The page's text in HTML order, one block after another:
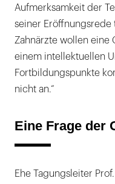
Aufmerksamkeit der
seiner Eröffnungsrede
Zahnärzte wollen eine
einem intellektuellen
Fortbildungspunkte
nicht an.“
Eine Frage der
Ehe Tagungsleiter